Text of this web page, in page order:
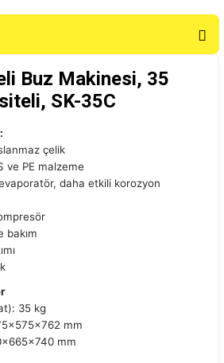
Buz Makinesi, 35
SK-35C
çelik
ve PE malzeme
evaporatör, daha etkili korozyon
bakım
35 kg
mm
mm